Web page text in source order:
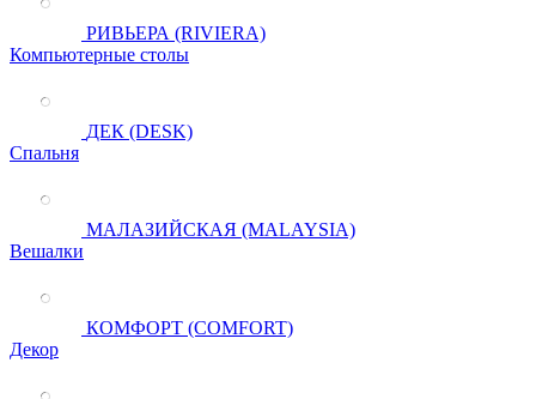
РИВЬЕРА (RIVIERA)
Компьютерные столы
ДЕК (DESK)
Спальня
МАЛАЗИЙСКАЯ (MALAYSIA)
Вешалки
КОМФОРТ (COMFORT)
Декор